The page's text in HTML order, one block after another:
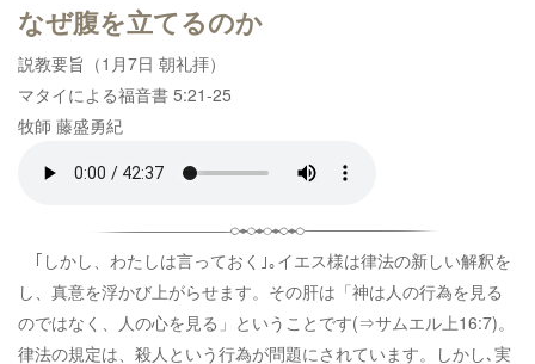
なぜ腹を立てるのか
説教要旨（1月7日 朝礼拝）
マタイによる福音書 5:21-25
牧師 藤盛勇紀
｢しかし、わたしは言っておく｣｡イエス様は律法の新しい解釈を
し、真意を浮かび上がらせます。その肝は「神は人の行為を見る
のではなく、人の心を見る」ということです(⇒サムエル上16:7)。
律法の規定は、殺人という行為が問題にされています。しかし､実